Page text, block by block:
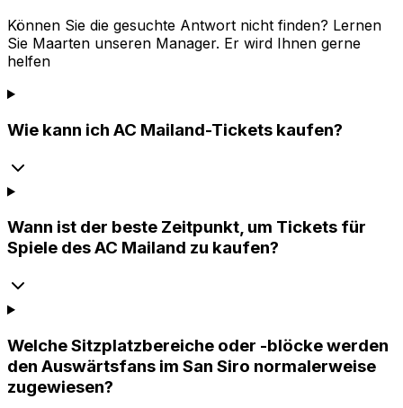
Können Sie die gesuchte Antwort nicht finden? Lernen
Sie Maarten unseren Manager. Er wird Ihnen gerne
helfen
Wie kann ich AC Mailand-Tickets kaufen?
Wann ist der beste Zeitpunkt, um Tickets für
Spiele des AC Mailand zu kaufen?
Welche Sitzplatzbereiche oder -blöcke werden
den Auswärtsfans im San Siro normalerweise
zugewiesen?